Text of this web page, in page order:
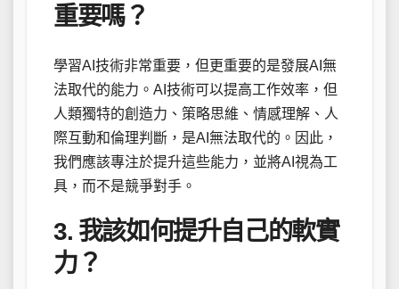
重要嗎？
學習AI技術非常重要，但更重要的是發展AI無
法取代的能力。AI技術可以提高工作效率，但
人類獨特的創造力、策略思維、情感理解、人
際互動和倫理判斷，是AI無法取代的。因此，
我們應該專注於提升這些能力，並將AI視為工
具，而不是競爭對手。
3. 我該如何提升自己的軟實
力？